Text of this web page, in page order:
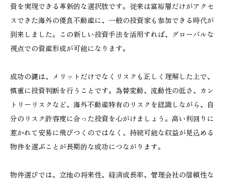
資を実現できる革新的な選択肢です。従来は富裕層だけがアクセ
スできた海外の優良不動産に、一般の投資家も参加できる時代が
到来しました。この新しい投資手法を活用すれば、グローバルな
視点での資産形成が可能になります。
成功の鍵は、メリットだけでなくリスクも正しく理解した上で、
慎重に投資判断を行うことです。為替変動、流動性の低さ、カン
トリーリスクなど、海外不動産特有のリスクを認識しながら、自
分のリスク許容度に合った投資を心がけましょう。高い利回りに
惹かれて安易に飛びつくのではなく、持続可能な収益が見込める
物件を選ぶことが長期的な成功につながります。
物件選びでは、立地の将来性、経済成長率、管理会社の信頼性な